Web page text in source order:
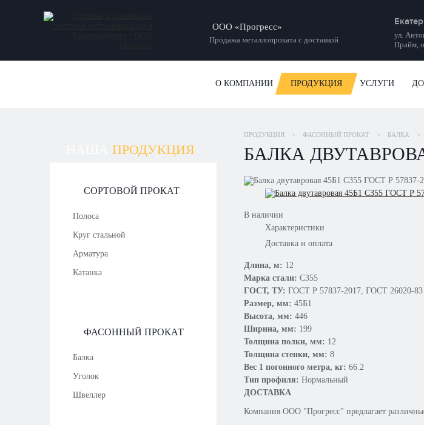
ООО «Прогресс»
Продажа металлопроката с доставкой
ул.
Прайм,
О КОМПАНИИ ПРОДУКЦИЯ УСЛУГИ
ПРОДУКЦИЯ
СОРТОВОЙ ПРОКАТ
Полоса
Круг стальной
Арматура
Катанка
ФАСОННЫЙ ПРОКАТ
Балка
Уголок
Швеллер
ПРОДУКЦИЯ > ФАСОННЫЙ ПРОКАТ > БАЛКА >
БАЛКА ДВУТАВРОВАЯ
В наличии
Характеристики
Доставка и оплата
Длина, м: 12
Марка стали: С355
ГОСТ, ТУ: ГОСТ Р 57837-2017, ГОСТ 26020-83
Размер, мм: 45Б1
Высота, мм: 446
Ширина, мм: 199
Толщина полки, мм: 12
Толщина стенки, мм: 8
Вес 1 погонного метра, кг: 66.2
Тип профиля: Нормальный
ДОСТАВКА
Компания OOO "Прогресс" предлагает